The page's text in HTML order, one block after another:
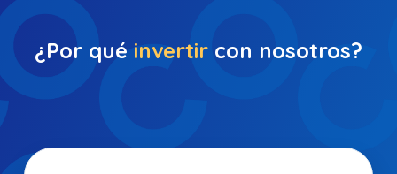
¿Por qué invertir con nosotros?